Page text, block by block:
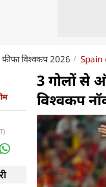
फीफा विश्वकप 2026 Spain
3 गोलों से
विश्वकप